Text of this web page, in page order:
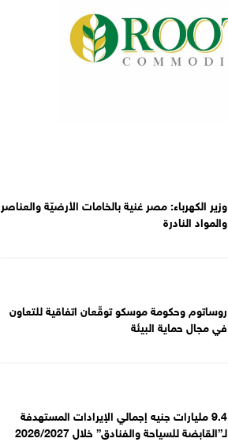
وزير الكهرباء: مصر غنية بالخامات الأرضيّة والعناصر
والمواد النادرة
روساتوم وحكومة موسكو توقّعان اتفاقية للتعاون
في مجال حماية البيئة
9.4 مليارات جنيه إجمالي الإيرادات المستهدفة
لـ”القابضة للسياحة والفنادق” خلال 2026/2027